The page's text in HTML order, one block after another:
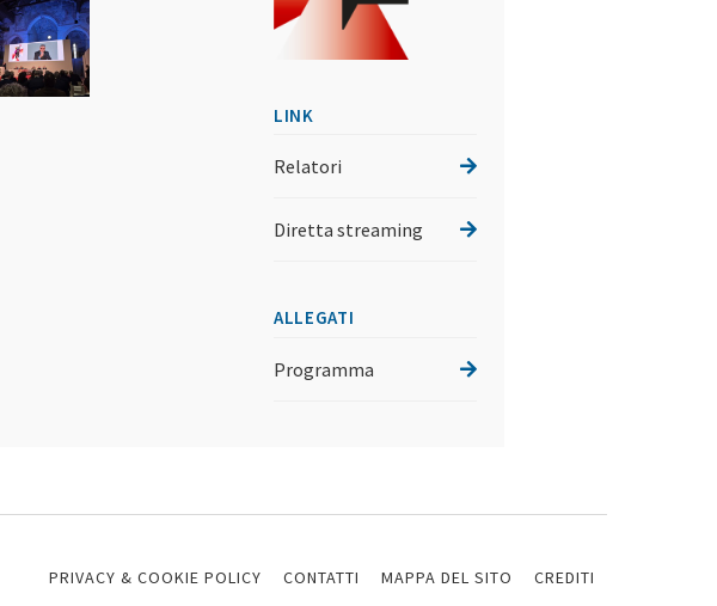
LINK
Relatori
Diretta streaming
ALLEGATI
Programma
PRIVACY & COOKIE POLICY CONTATTI MAPPA DEL SITO CREDITI